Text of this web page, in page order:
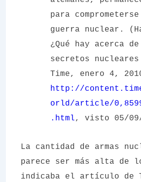
para
guerra nuclear.
¿Qué hay acerca
secretos nucleares
Time, enero 4,
http://
orld/article/
.html, visto 05/
La cantidad de armas
parece ser más alta de
indicaba el artículo de